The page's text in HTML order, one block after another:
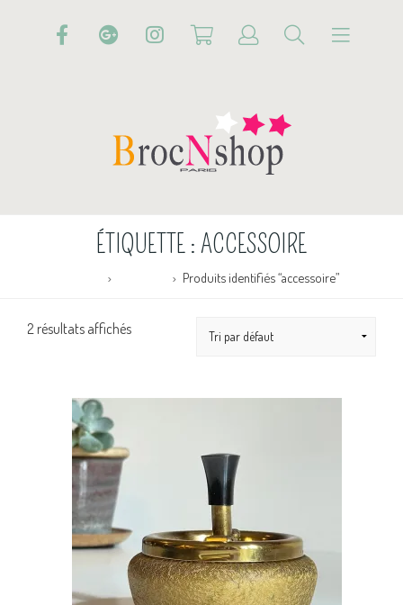
ÉTIQUETTE : ACCESSOIRE
Produits identifiés “accessoire”
2 résultats affichés